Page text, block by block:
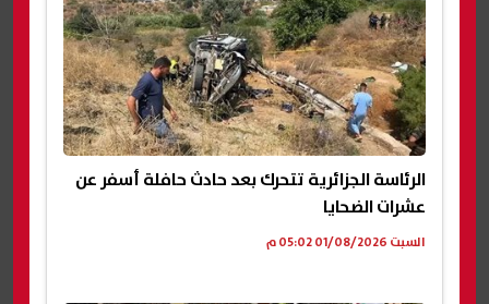
الرئاسة الجزائرية تتحرك بعد حادث حافلة أسفر عن
عشرات الضحايا
السبت 01/08/2026 05:02 م